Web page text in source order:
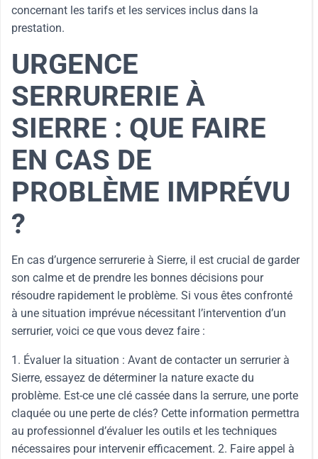
concernant les tarifs et les services inclus dans la
prestation.
URGENCE
SERRURERIE À
SIERRE : QUE FAIRE
EN CAS DE
PROBLÈME IMPRÉVU
?
En cas d’urgence serrurerie à Sierre, il est crucial de garder
son calme et de prendre les bonnes décisions pour
résoudre rapidement le problème. Si vous êtes confronté
à une situation imprévue nécessitant l’intervention d’un
serrurier, voici ce que vous devez faire :
1. Évaluer la situation : Avant de contacter un serrurier à
Sierre, essayez de déterminer la nature exacte du
problème. Est-ce une clé cassée dans la serrure, une porte
claquée ou une perte de clés? Cette information permettra
au professionnel d’évaluer les outils et les techniques
nécessaires pour intervenir efficacement. 2. Faire appel à